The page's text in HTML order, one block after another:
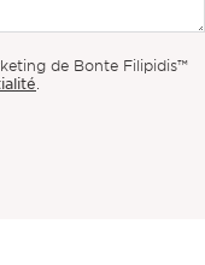
de Bonte Filipidis™
.